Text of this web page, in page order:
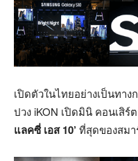
เปิดตัวในไทยอย่างเป็นทาง
ปวง iKON เปิดมินิ คอนเสิ
แลคซี่ เอส 10’ ที่สุดของสม